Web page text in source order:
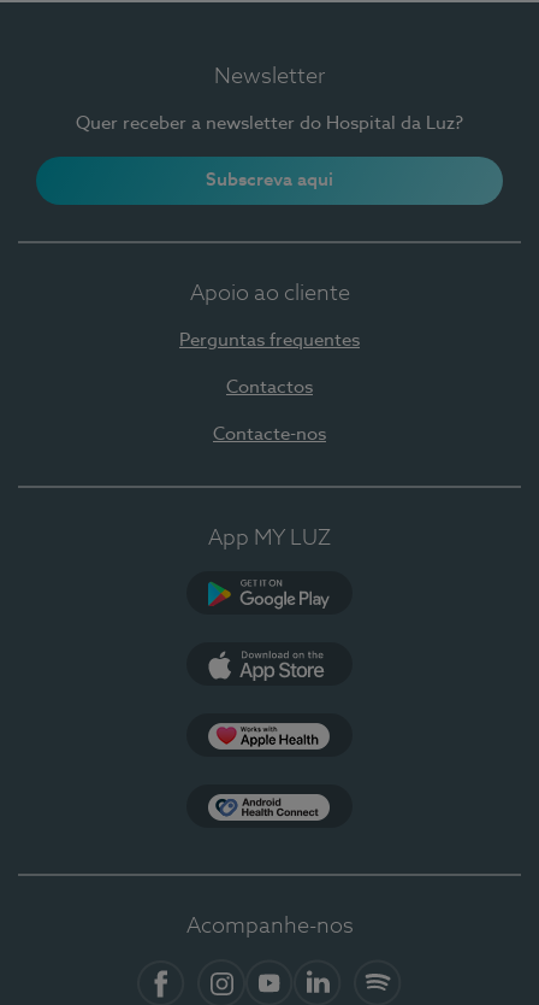
Newsletter
Quer receber a newsletter do Hospital da Luz?
Subscreva aqui
Apoio ao cliente
Perguntas frequentes
Contactos
Contacte-nos
App MY LUZ
Acompanhe-nos